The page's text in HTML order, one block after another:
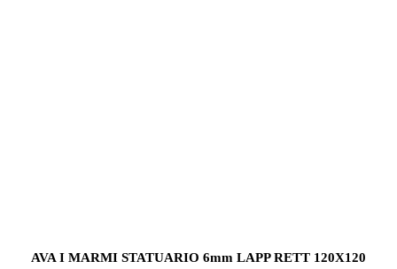
AVA I MARMI STATUARIO 6mm LAPP RETT 120X120